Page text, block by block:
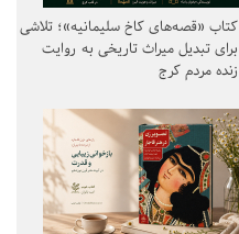
کتاب «قصه‌های کاخ سلیمانیه»؛ تلاشی
برای تبدیل میراث تاریخی به روایت
زنده مردم کرج